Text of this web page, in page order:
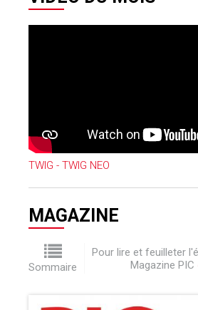
TWIG - TWIG NEO
MAGAZINE
Sommaire
Pour lire et feuilleter
Magazine PIC